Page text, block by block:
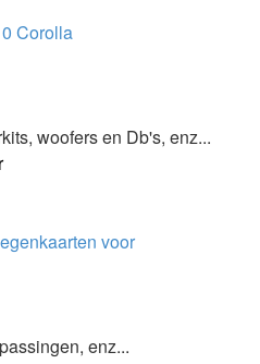
Corolla
woofers en Db's, enz...
voor
enz...